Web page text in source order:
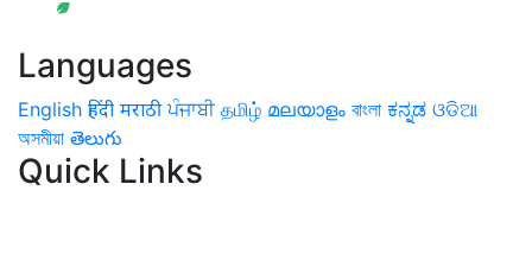
Languages
English हिंदी मराठी ਪੰਜਾਬੀ தமிழ் മലയാളം বাংলা ಕನ್ನಡ ଓଡିଆ
অসমীয়া తెలుగు
Quick Links